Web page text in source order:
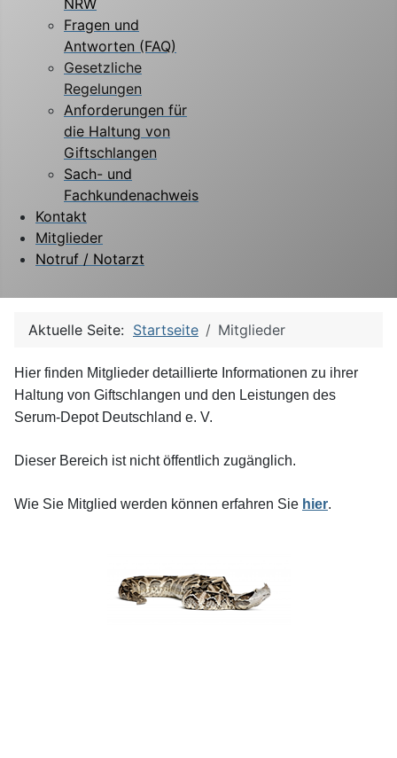
NRW
Fragen und
Antworten (FAQ)
Gesetzliche
Regelungen
Anforderungen für
die Haltung von
Giftschlangen
Sach- und
Fachkundenachweis
Kontakt
Mitglieder
Notruf / Notarzt
Aktuelle Seite: Startseite Mitglieder
Hier finden Mitglieder detaillierte Informationen zu ihrer
Haltung von Giftschlangen und den Leistungen des
Serum-Depot Deutschland e. V.
Dieser Bereich ist nicht öffentlich zugänglich.
Wie Sie Mitglied werden können erfahren Sie hier.